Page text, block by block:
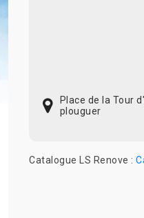
Place de la Tour
plouguer
Catalogue LS Renove :